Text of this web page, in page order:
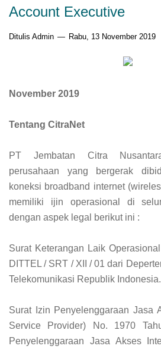
Account Executive
Ditulis Admin Rabu, 13 November 2019
November 2019
Tentang CitraNet
PT Jembatan Citra
perusahaan yang bergerak
koneksi broadband internet
memiliki ijin operasional di
dengan aspek legal berikut ini :
Surat Keterangan Laik
DITTEL / SRT / XII / 01 dari
Telekomunikasi Republik Indonesia.
Surat Izin Penyelenggaraan Jasa
Service Provider) No. 1970
Penyelenggaraan Jasa Akses